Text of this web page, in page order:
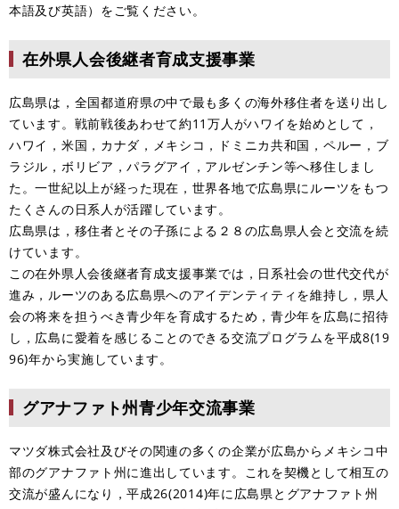
本語及び英語）をご覧ください。
在外県人会後継者育成支援事業
広島県は，全国都道府県の中で最も多くの海外移住者を送り出し
ています。戦前戦後あわせて約11万人がハワイを始めとして，
ハワイ，米国，カナダ，メキシコ，ドミニカ共和国，ペルー，ブ
ラジル，ボリビア，パラグアイ，アルゼンチン等へ移住しまし
た。一世紀以上が経った現在，世界各地で広島県にルーツをもつ
たくさんの日系人が活躍しています。
広島県は，移住者とその子孫による２８の広島県人会と交流を続
けています。
この在外県人会後継者育成支援事業では，日系社会の世代交代が
進み，ルーツのある広島県へのアイデンティティを維持し，県人
会の将来を担うべき青少年を育成するため，青少年を広島に招待
し，広島に愛着を感じることのできる交流プログラムを平成8(19
96)年から実施しています。
グアナファト州青少年交流事業
マツダ株式会社及びその関連の多くの企業が広島からメキシコ中
部のグアナファト州に進出しています。これを契機として相互の
交流が盛んになり，平成26(2014)年に広島県とグアナファト州